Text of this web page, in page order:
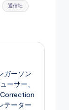
通信社
ガーソン
ーサー、
テーター